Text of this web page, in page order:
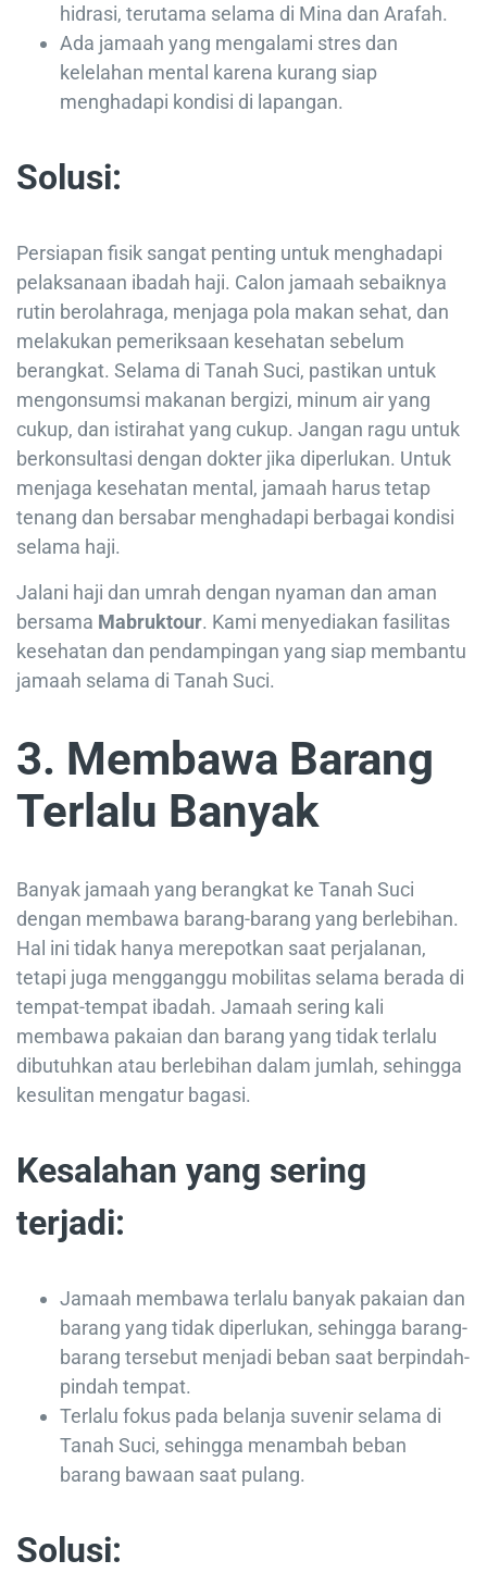
hidrasi, terutama selama di Mina dan Arafah.
Ada jamaah yang mengalami stres dan
kelelahan mental karena kurang siap
menghadapi kondisi di lapangan.
Solusi:
Persiapan fisik sangat penting untuk menghadapi
pelaksanaan ibadah haji. Calon jamaah sebaiknya
rutin berolahraga, menjaga pola makan sehat, dan
melakukan pemeriksaan kesehatan sebelum
berangkat. Selama di Tanah Suci, pastikan untuk
mengonsumsi makanan bergizi, minum air yang
cukup, dan istirahat yang cukup. Jangan ragu untuk
berkonsultasi dengan dokter jika diperlukan. Untuk
menjaga kesehatan mental, jamaah harus tetap
tenang dan bersabar menghadapi berbagai kondisi
selama haji.
Jalani haji dan umrah dengan nyaman dan aman
bersama Mabruktour. Kami menyediakan fasilitas
kesehatan dan pendampingan yang siap membantu
jamaah selama di Tanah Suci.
3. Membawa Barang
Terlalu Banyak
Banyak jamaah yang berangkat ke Tanah Suci
dengan membawa barang-barang yang berlebihan.
Hal ini tidak hanya merepotkan saat perjalanan,
tetapi juga mengganggu mobilitas selama berada di
tempat-tempat ibadah. Jamaah sering kali
membawa pakaian dan barang yang tidak terlalu
dibutuhkan atau berlebihan dalam jumlah, sehingga
kesulitan mengatur bagasi.
Kesalahan yang sering
terjadi:
Jamaah membawa terlalu banyak pakaian dan
barang yang tidak diperlukan, sehingga barang-
barang tersebut menjadi beban saat berpindah-
pindah tempat.
Terlalu fokus pada belanja suvenir selama di
Tanah Suci, sehingga menambah beban
barang bawaan saat pulang.
Solusi: